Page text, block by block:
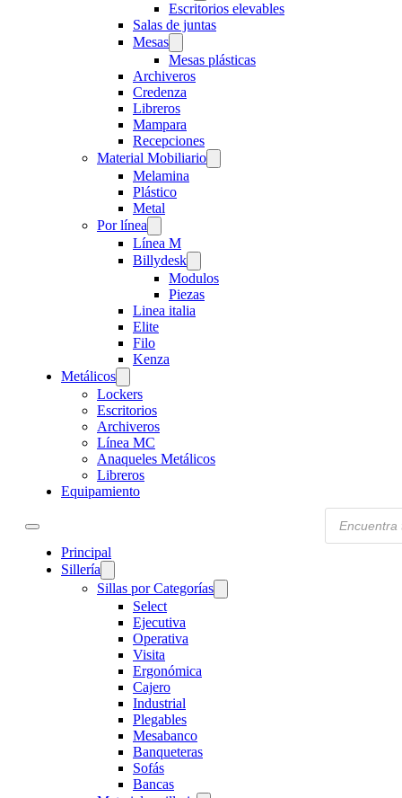
Escritorios elevables
Salas de juntas
Mesas
Mesas plásticas
Archiveros
Credenza
Libreros
Mampara
Recepciones
Material Mobiliario
Melamina
Plástico
Metal
Por línea
Línea M
Billydesk
Modulos
Piezas
Linea italia
Elite
Filo
Kenza
Metálicos
Lockers
Escritorios
Archiveros
Línea MC
Anaqueles Metálicos
Libreros
Equipamiento
Principal
Sillería
Sillas por Categorías
Select
Ejecutiva
Operativa
Visita
Ergonómica
Cajero
Industrial
Plegables
Mesabanco
Banqueteras
Sofás
Bancas
Products
search